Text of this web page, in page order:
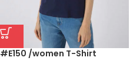
#E150 /women T-Shirt